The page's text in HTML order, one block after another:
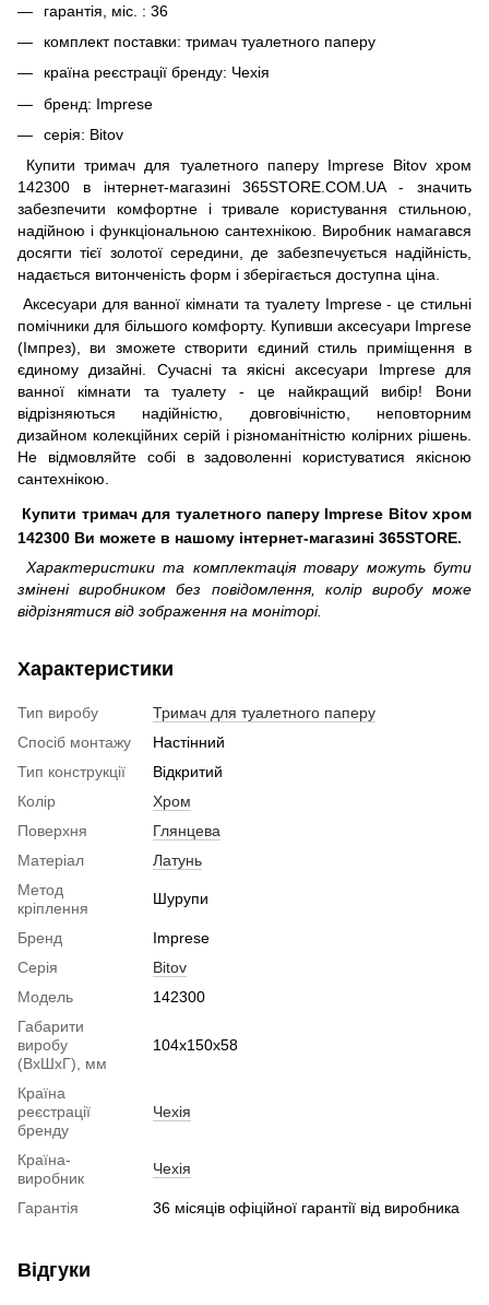
гарантія, міс. : 36
комплект поставки: тримач туалетного паперу
країна реєстрації бренду: Чехія
бренд: Imprese
серія: Bitov
Купити тримач для туалетного паперу Imprese Bitov хром
142300 в інтернет-магазині 365STORE.COM.UA - значить
забезпечити комфортне і тривале користування стильною,
надійною і функціональною сантехнікою. Виробник намагався
досягти тієї золотої середини, де забезпечується надійність,
надається витонченість форм і зберігається доступна ціна.
Аксесуари для ванної кімнати та туалету Imprese - це стильні
помічники для більшого комфорту. Купивши аксесуари Imprese
(Імпрез), ви зможете створити єдиний стиль приміщення в
єдиному дизайні. Сучасні та якісні аксесуари Imprese для
ванної кімнати та туалету - це найкращий вибір! Вони
відрізняються надійністю, довговічністю, неповторним
дизайном колекційних серій і різноманітністю колірних рішень.
Не відмовляйте собі в задоволенні користуватися якісною
сантехнікою.
Купити тримач для туалетного паперу Imprese Bitov хром
142300 Ви можете в нашому інтернет-магазині 365STORE.
Характеристики та комплектація товару можуть бути
змінені виробником без повідомлення, колір виробу може
відрізнятися від зображення на моніторі.
Характеристики
Тип виробу
Тримач для туалетного паперу
Спосіб монтажу
Настінний
Тип конструкції
Відкритий
Колір
Хром
Поверхня
Глянцева
Матеріал
Латунь
Метод
кріплення
Шурупи
Бренд
Imprese
Серія
Bitov
Модель
142300
Габарити
виробу
(ВхШхГ), мм
104х150х58
Країна
реєстрації
бренду
Чехія
Країна-
виробник
Чехія
Гарантія 36 місяців офіційної гарантії від виробника
Відгуки